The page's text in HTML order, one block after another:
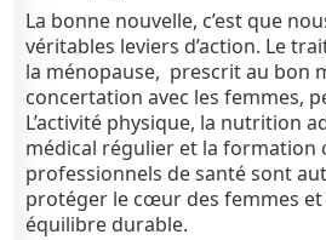
La bonne nouvelle, c’est que
véritables leviers d’action. Le
la ménopause, prescrit au bon
concertation avec les femmes,
L’activité physique, la nutrition
médical régulier et la formation
professionnels de santé sont
protéger le cœur des femmes
équilibre durable.